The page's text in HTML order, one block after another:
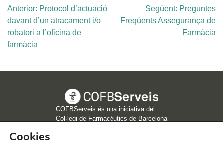
Navegació
d'entrades
Anterior: Protocol d’actuació
davant d’un atracament i/o
robatori a l’oficina de
farmàcia
Següent: Preguntes
Freqüents Assegurança de
Farmàcia
COFBServeis és una iniciativa del
Col·legi de Farmacèutics de Barcelona
COFBServeis, 2020 | C/Girona, 64 - 08009 - Barcelona |
Cookies